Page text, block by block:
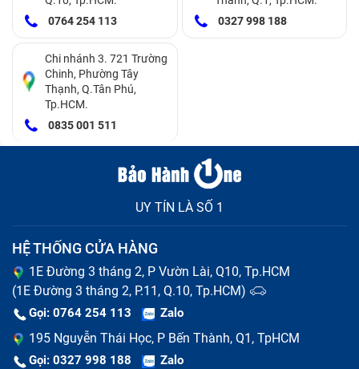
như dòng điện không ổn định hoặc chập chờn. Thay
(Battery) pin laptop Dell Inspiron 7370 38Wh (ZIN) sẽ
giúp bạn giải quyết những vấn đề đó, bạn có thể yên
tâm tập trung làm việc, nâng cao năng suất trong thời
gian dài và hiệu quả hơn, tiết kiệm thời gian cho bạn và
có thể làm việc ở bất cứ đâu mà không phải lo nghĩ
Thêm một lý do nữa vì nếu bạn không thay pin Dell
7370 sớm, để lâu có thể dẫn tới hỏng các bộ phận
khác như mainboard và ổ cứng,... lúc này bạn sẽ phải
tốn nhiều tiền hơn để sửa chữa laptop Dell Inspiron 13
7370.
0764 254 113
0327 998 188
Chi nhánh 3. 721 Trường
Chinh, Phường Tây
Thạnh, Q.Tân Phú,
Tp.HCM.
0835 001 511
UY TÍN LÀ SỐ 1
HỆ THỐNG CỬA HÀNG
1E Đường 3 tháng 2, P Vườn Lài, Q10, Tp.HCM
(1E Đường 3 tháng 2, P.11, Q.10, Tp.HCM)
Gọi: 0764 254 113 Zalo
195 Nguyễn Thái Học, P Bến Thành, Q1, TpHCM
Gọi: 0327 998 188 Zalo